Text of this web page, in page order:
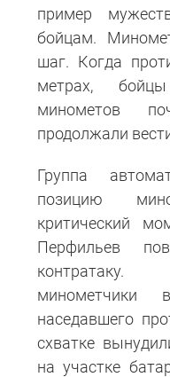
пример
бойцам.
шаг. Когда
метрах,
минометов
продолжали
Группа
позицию
критический
Перфильев
минометчики
наседавшего
схватке
на участке